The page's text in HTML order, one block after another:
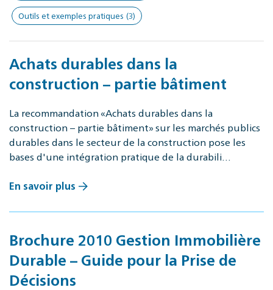
Outils et exemples pratiques (3)
Achats durables dans la
construction – partie bâtiment
La recommandation «Achats durables dans la
construction – partie bâtiment» sur les marchés publics
durables dans le secteur de la construction pose les
bases d'une intégration pratique de la durabili…
En savoir plus
Brochure 2010 Gestion Immobilière
Durable – Guide pour la Prise de
Décisions